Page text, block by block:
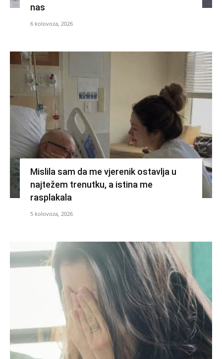
nas
6 kolovoza, 2026
Mislila sam da me vjerenik ostavlja u
najtežem trenutku, a istina me
rasplakala
5 kolovoza, 2026